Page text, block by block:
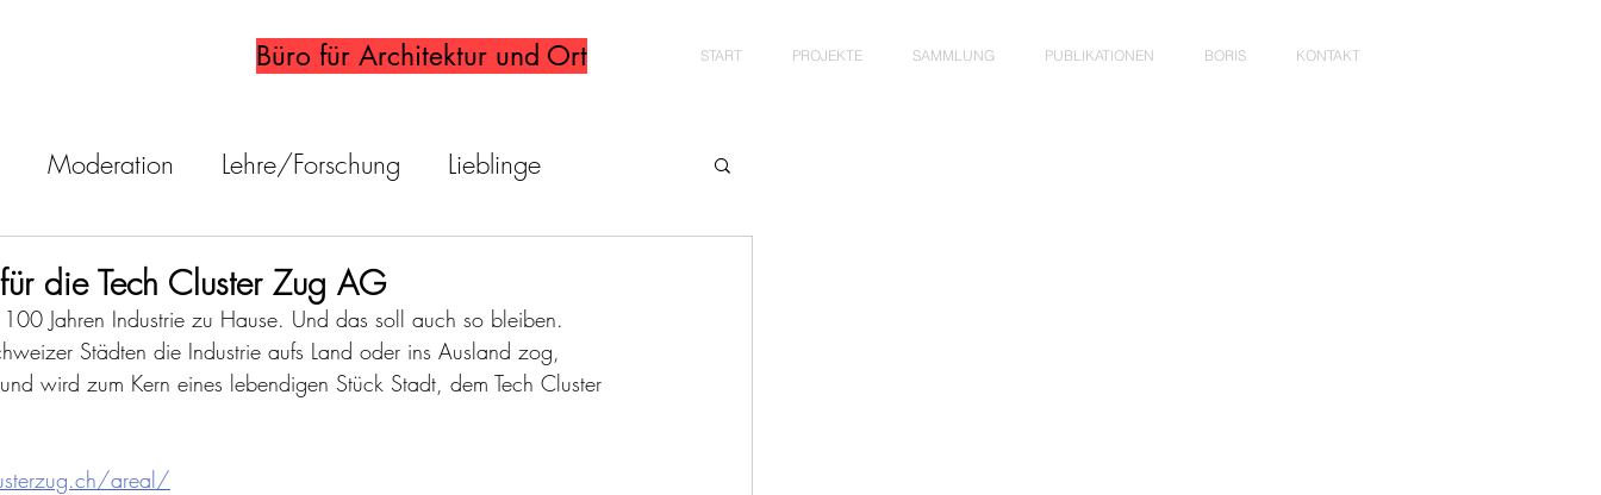
Büro für Architektur und Ort START PROJEKTE SAMMLUNG PUBLIKATIONEN BORIS KONTAKT
Moderation Lehre/Forschung Lieblinge
die Tech Cluster Zug AG
Jahren Industrie zu Hause. Und das soll auch so bleiben.
Städten die Industrie aufs Land oder ins Ausland zog,
wird zum Kern eines lebendigen Stück Stadt, dem Tech Cluster
areal/